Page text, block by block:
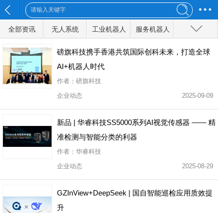
全部资讯 无人系统 工业机器人 服务机器人
特种机器人 军事机器人 无人船 无人地面车辆 无人汽车
无人机 人工智能 物联网
全部分类
磅旗科技携手香港共筑国际创科未来，打造全球
AI+机器人时代
作者：磅旗科技
企业动态
2025-09-09
新品 | 华睿科技SS5000系列AI视觉传感器 —— 精
准检测与智能分类的利器
作者：华睿科技
企业动态
2025-08-29
GZInView+DeepSeek | 国自智能巡检应用质效提
升